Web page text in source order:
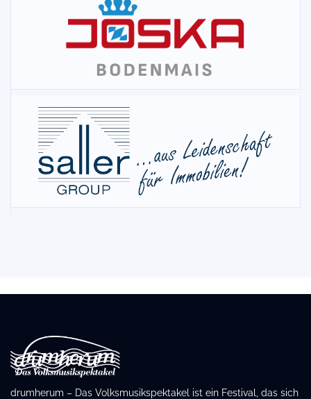
drumherum – Das Volksmusikspektakel ist ein Festival, das sich